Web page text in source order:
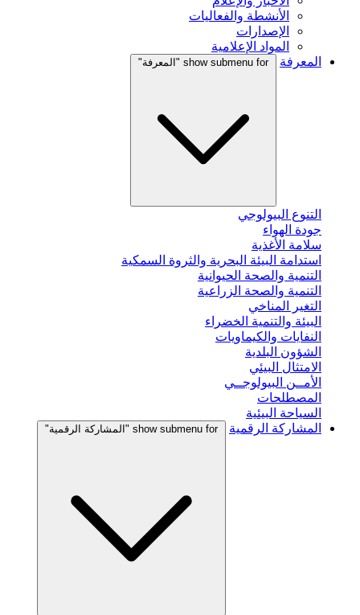
الأنشطة والفعاليات
الإصدارات
المواد الإعلامية
المعرفة
show submenu for "المعرفة"
التنوع البيولوجي
جودة الهواء
سلامة الأغذية
استدامة البيئة البحرية والثروة السمكية
التنمية والصحة الحيوانية
التنمية والصحة الزراعية
التغير المناخي
البيئة والتنمية الخضراء
النفايات والكيماويات
الشؤون البلدية
الامتثال البيئي
الأمــن البيولوجــي
المصطلحات
السياحة البيئية
المشاركة الرقمية
show submenu for "المشاركة الرقمية"